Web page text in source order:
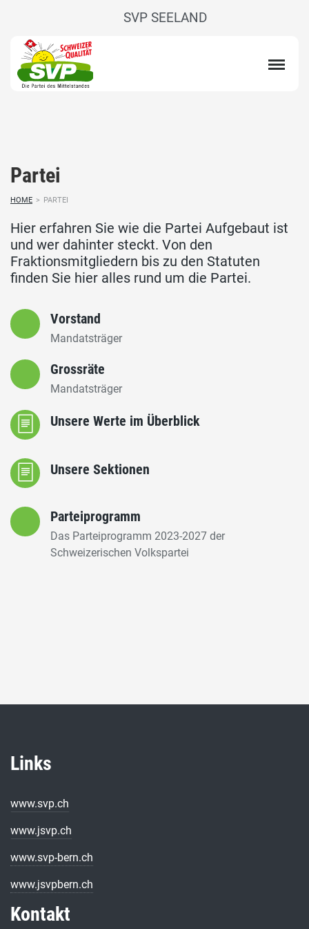
SVP SEELAND
Partei
HOME > PARTEI
Hier erfahren Sie wie die Partei Aufgebaut ist
und wer dahinter steckt. Von den
Fraktionsmitgliedern bis zu den Statuten
finden Sie hier alles rund um die Partei.
Vorstand
Mandatsträger
Grossräte
Mandatsträger
Unsere Werte im Überblick
Unsere Sektionen
Parteiprogramm
Das Parteiprogramm 2023-2027 der
Schweizerischen Volkspartei
Links
www.svp.ch
www.jsvp.ch
www.svp-bern.ch
www.jsvpbern.ch
Kontakt